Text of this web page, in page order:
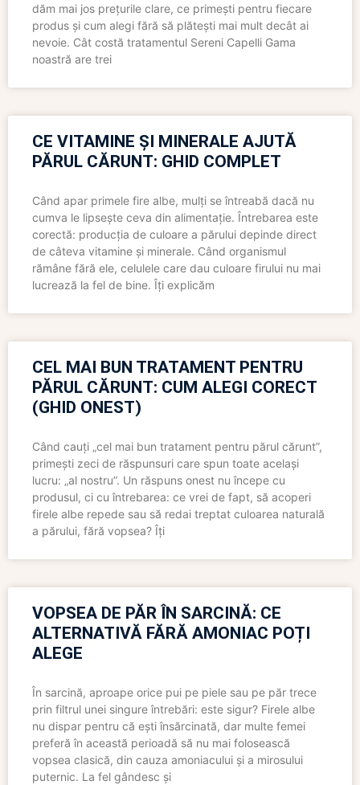
dăm mai jos prețurile clare, ce primești pentru fiecare
produs și cum alegi fără să plătești mai mult decât ai
nevoie. Cât costă tratamentul Sereni Capelli Gama
noastră are trei
CE VITAMINE ȘI MINERALE AJUTĂ
PĂRUL CĂRUNT: GHID COMPLET
Când apar primele fire albe, mulți se întreabă dacă nu
cumva le lipsește ceva din alimentație. Întrebarea este
corectă: producția de culoare a părului depinde direct
de câteva vitamine și minerale. Când organismul
rămâne fără ele, celulele care dau culoare firului nu mai
lucrează la fel de bine. Îți explicăm
CEL MAI BUN TRATAMENT PENTRU
PĂRUL CĂRUNT: CUM ALEGI CORECT
(GHID ONEST)
Când cauți „cel mai bun tratament pentru părul cărunt”,
primești zeci de răspunsuri care spun toate același
lucru: „al nostru”. Un răspuns onest nu începe cu
produsul, ci cu întrebarea: ce vrei de fapt, să acoperi
firele albe repede sau să redai treptat culoarea naturală
a părului, fără vopsea? Îți
VOPSEA DE PĂR ÎN SARCINĂ: CE
ALTERNATIVĂ FĂRĂ AMONIAC POȚI
ALEGE
În sarcină, aproape orice pui pe piele sau pe păr trece
prin filtrul unei singure întrebări: este sigur? Firele albe
nu dispar pentru că ești însărcinată, dar multe femei
preferă în această perioadă să nu mai folosească
vopsea clasică, din cauza amoniacului și a mirosului
puternic. La fel gândesc și